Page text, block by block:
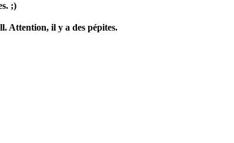
;)
Attention, il y a des pépites.